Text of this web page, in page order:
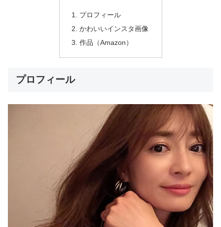
プロフィール
かわいいインスタ画像
作品（Amazon）
プロフィール